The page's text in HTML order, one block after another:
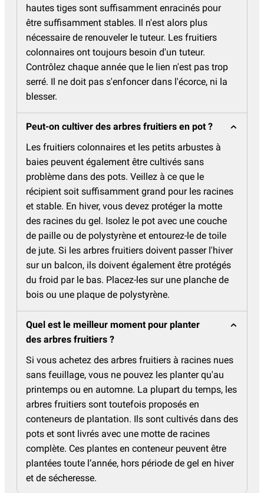
hautes tiges sont suffisamment enracinés pour
être suffisamment stables. Il n'est alors plus
nécessaire de renouveler le tuteur. Les fruitiers
colonnaires ont toujours besoin d'un tuteur.
Contrôlez chaque année que le lien n'est pas trop
serré. Il ne doit pas s'enfoncer dans l'écorce, ni la
blesser.
Peut-on cultiver des arbres fruitiers en pot ?
Les fruitiers colonnaires et les petits arbustes à
baies peuvent également être cultivés sans
problème dans des pots. Veillez à ce que le
récipient soit suffisamment grand pour les racines
et stable. En hiver, vous devez protéger la motte
des racines du gel. Isolez le pot avec une couche
de paille ou de polystyrène et entourez-le de toile
de jute. Si les arbres fruitiers doivent passer l'hiver
sur un balcon, ils doivent également être protégés
du froid par le bas. Placez-les sur une planche de
bois ou une plaque de polystyrène.
Quel est le meilleur moment pour planter
des arbres fruitiers ?
Si vous achetez des arbres fruitiers à racines nues
sans feuillage, vous ne pouvez les planter qu'au
printemps ou en automne. La plupart du temps, les
arbres fruitiers sont toutefois proposés en
conteneurs de plantation. Ils sont cultivés dans des
pots et sont livrés avec une motte de racines
complète. Ces plantes en conteneur peuvent être
plantées toute l’année, hors période de gel en hiver
et de sécheresse.